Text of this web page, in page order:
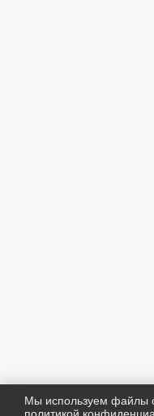
Мы используем файлы